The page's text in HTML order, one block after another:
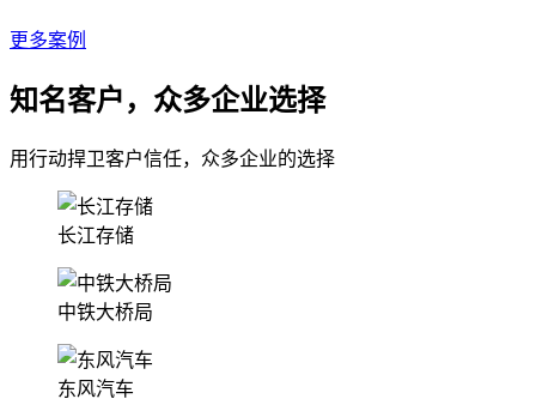
更多案例
知名客户，众多企业选择
用行动捍卫客户信任，众多企业的选择
长江存储
中铁大桥局
东风汽车